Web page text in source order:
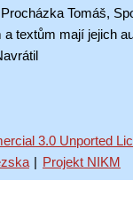
Tomáš,
textům mají jejich
3.0 Unported
| Projekt NIKM